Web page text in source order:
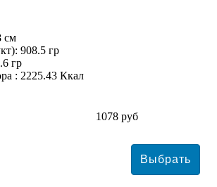
см
908.5 гр
гр
: 2225.43 Ккал
1078 руб